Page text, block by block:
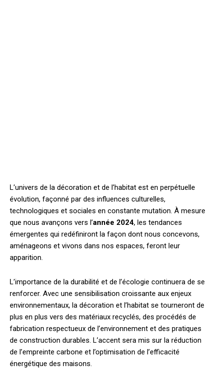
L’univers de la décoration et de l’habitat est en perpétuelle
évolution, façonné par des influences culturelles,
technologiques et sociales en constante mutation. À mesure
que nous avançons vers l’année 2024, les tendances
émergentes qui redéfiniront la façon dont nous concevons,
aménageons et vivons dans nos espaces, feront leur
apparition.
L’importance de la durabilité et de l’écologie continuera de se
renforcer. Avec une sensibilisation croissante aux enjeux
environnementaux, la décoration et l’habitat se tourneront de
plus en plus vers des matériaux recyclés, des procédés de
fabrication respectueux de l’environnement et des pratiques
de construction durables. L’accent sera mis sur la réduction
de l’empreinte carbone et l’optimisation de l’efficacité
énergétique des maisons.